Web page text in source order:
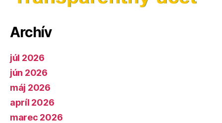
Archív
júl 2026
jún 2026
máj 2026
apríl 2026
marec 2026